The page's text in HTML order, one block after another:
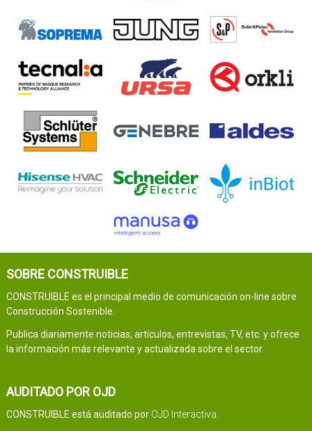
SOBRE CONSTRUIBLE
CONSTRUIBLE es el principal medio de comunicación on-line sobre
Construcción Sostenible.
Publica diariamente noticias, artículos, entrevistas, TV, etc. y ofrece
la información más relevante y actualizada sobre el sector.
AUDITADO POR OJD
CONSTRUIBLE está auditado por OJD Interactiva